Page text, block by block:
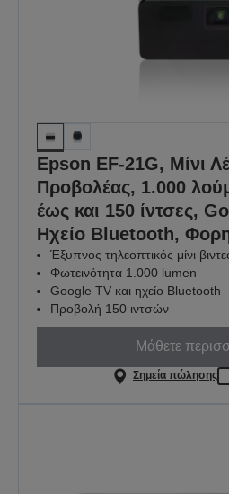
Epson EF-21G, Μίνι
Προβολέας, 1.000
έως και 150 ίντσες,
Ηχείο Bluetooth,
Έξυπνος τηλεοπτικός μίνι
Φωτεινότητα 1.000 lumen
Google TV και ηχείο Bluetooth
Προβολή 150 ιντσών
Μάθετε
Σημεία πώλησης